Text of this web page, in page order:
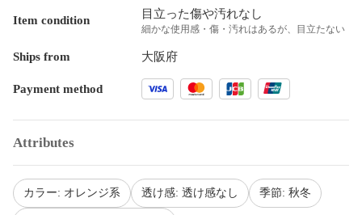
Item condition 目立った傷や汚れなし
細かな使用感・傷・汚れはあるが、目立たない
Ships from 大阪府
Payment method
Attributes
カラー: オレンジ系 透け感: 透け感なし 季節: 秋冬